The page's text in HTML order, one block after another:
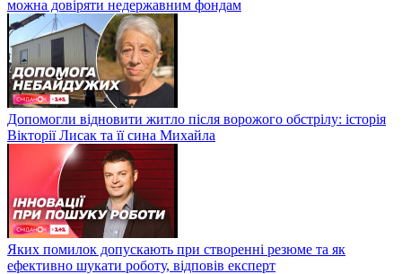
можна довіряти недержавним фондам
Допомогли відновити житло після ворожого обстрілу: історія
Вікторії Лисак та її сина Михайла
Яких помилок допускають при створенні резюме та як
ефективно шукати роботу, відповів експерт